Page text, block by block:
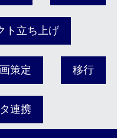
ト立ち上げ
策定 移行
連携